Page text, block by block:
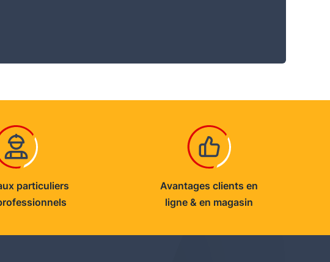
particuliers
Avantages clients en
ligne & en magasin